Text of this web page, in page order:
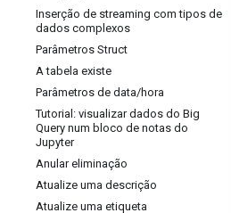
Inserção de streaming com tipos de
dados complexos
Parâmetros Struct
A tabela existe
Parâmetros de data/hora
Tutorial: visualizar dados do Big
Query num bloco de notas do
Jupyter
Anular eliminação
Atualize uma descrição
Atualize uma etiqueta